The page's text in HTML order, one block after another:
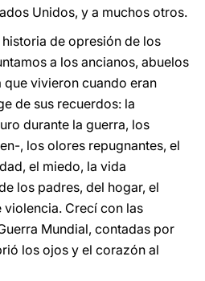
Unidos, y a muchos otros.
de opresión de los
a los ancianos, abuelos
vivieron cuando eran
de sus recuerdos: la
durante la guerra, los
, los olores repugnantes, el
el miedo, la vida
los padres, del hogar, el
Crecí con las
Mundial, contadas por
los ojos y el corazón al